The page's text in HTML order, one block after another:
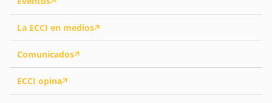
La ECCI en medios
Comunicados
ECCI opina